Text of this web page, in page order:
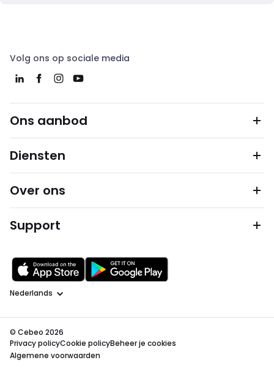
Volg ons op sociale media
Ons aanbod
Diensten
Over ons
Support
Taal
© Cebeo 2026
Privacy policyCookie policyBeheer je cookies
Algemene voorwaarden